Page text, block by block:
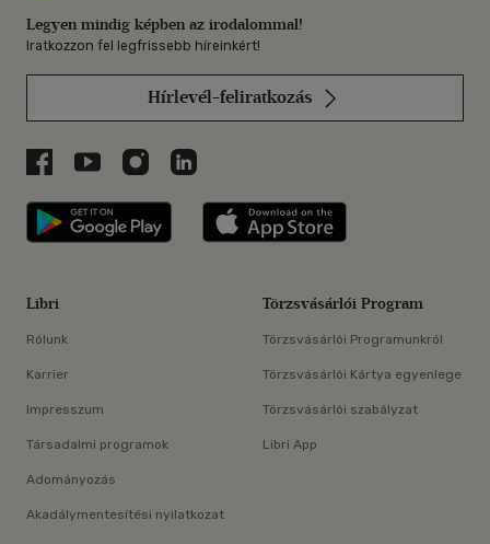
Legyen mindig képben az irodalommal!
Iratkozzon fel legfrissebb híreinkért!
Hírlevél-feliratkozás
Libri a Facebookon
Libri a Youtube-on
Libri az Instagramon
Libri a LinkedInen
Libri applikáció Szerezd meg: Google
Libri
Rólunk
Karrier
Impresszum
Társadalmi programok
Adományozás
Akadálymentesítési nyilatkozat
Törzsvásárlói Program
Törzsvásárlói Programunkról
Törzsvásárlói Kártya egyenlege
Törzsvásárlói szabályzat
Libri App